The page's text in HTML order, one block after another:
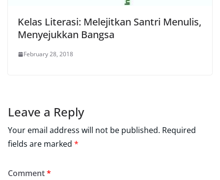
Kelas Literasi: Melejitkan Santri Menulis,
Menyejukkan Bangsa
February 28, 2018
Leave a Reply
Your email address will not be published. Required
fields are marked *
Comment*